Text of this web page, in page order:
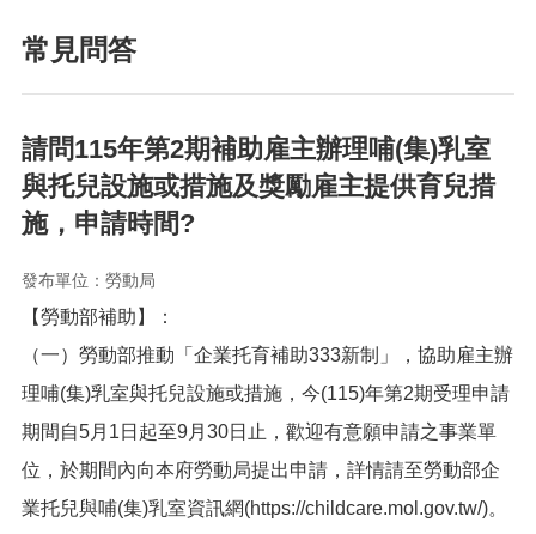
動
局
關
通
訊
錄
務
資
訊
民
服
政
府
常見問答
請問115年第2期補助雇主辦理哺(集)乳室
與托兒設施或措施及獎勵雇主提供育兒措
施，申請時間?
發布單位：勞動局
【勞動部補助】：
（一）勞動部推動「企業托育補助333新制」，協助雇主辦
理哺(集)乳室與托兒設施或措施，今(115)年第2期受理申請
期間自5月1日起至9月30日止，歡迎有意願申請之事業單
位，於期間內向本府勞動局提出申請，詳情請至勞動部企
業托兒與哺(集)乳室資訊網(https://childcare.mol.gov.tw/)。